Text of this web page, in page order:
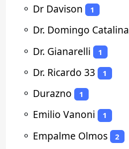
⚬ Dr Davison 1
⚬ Dr. Domingo Catalina
⚬ Dr. Gianarelli 1
⚬ Dr. Ricardo 33 1
⚬ Durazno 1
⚬ Emilio Vanoni 1
⚬ Empalme Olmos 2